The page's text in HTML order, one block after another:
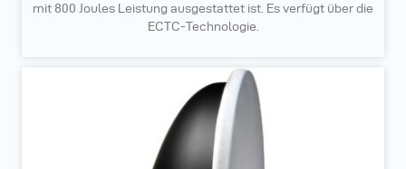
mit 800 Joules Leistung ausgestattet ist. Es verfügt über die
ECTC-Technologie.